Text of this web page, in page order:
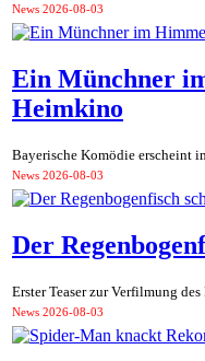
News 2026-08-03
Ein Münchner
Heimkino
Bayerische Komödie erscheint
News 2026-08-03
Der
Erster Teaser zur Verfilmung
News 2026-08-03